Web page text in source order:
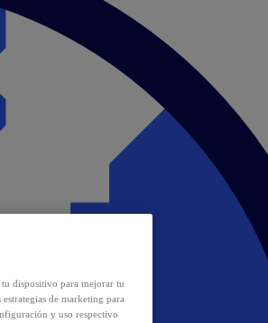
tu dispositivo para mejorar tu
de marketing para
y uso respectivo